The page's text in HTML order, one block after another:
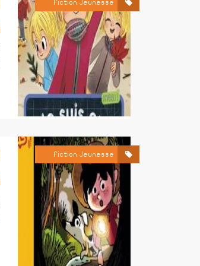
Fiction Jeunesse
Fiction Jeunesse